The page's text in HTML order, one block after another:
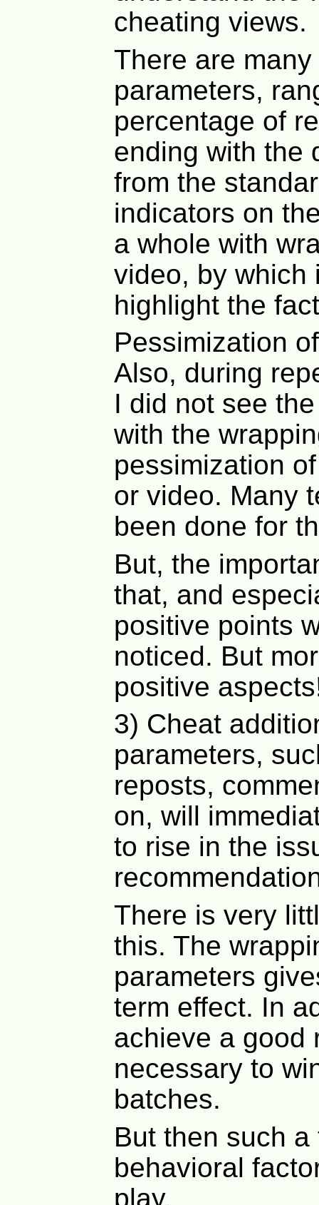
cheating views.
There are
parameters,
percentage of
ending with the
from the
indicators on
a whole with
video, by which
highlight the
Pessimization
Also, during
I did not see
with the
pessimization
or video. Many
been done for
But, the
that, and
positive points
noticed. But
positive
3) Cheat
parameters,
reposts,
on, will
to rise in the
There is very
this. The
parameters
term effect. In
achieve a good
necessary to
batches.
But then such a
behavioral
play.